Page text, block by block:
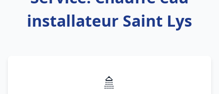
installateur Saint Lys
🚿